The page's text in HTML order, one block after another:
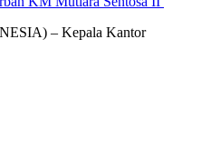
– Kepala Kantor